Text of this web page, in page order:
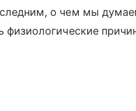
о чем мы
физиологические